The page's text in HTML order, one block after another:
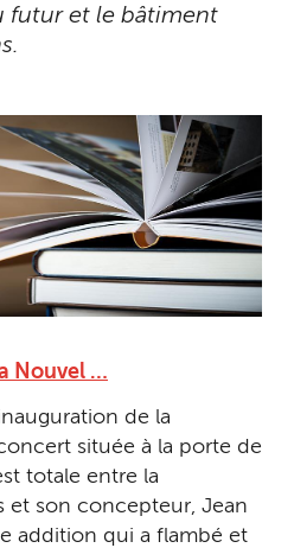
futur et le bâtiment
Nouvel …
de la
située à la porte de
totale entre la
et son concepteur, Jean
addition qui a flambé et